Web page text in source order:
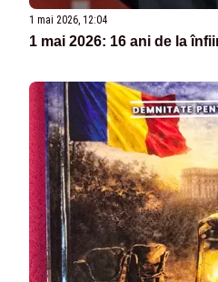
1 mai 2026, 12:04
1 mai 2026: 16 ani de la